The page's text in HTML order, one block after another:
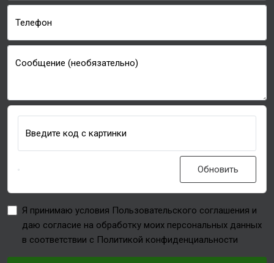
Телефон
Сообщение (необязательно)
Введите код с картинки
Обновить
Я принимаю условия Пользовательского соглашения и
даю согласие на обработку моих персональных данных
в соответствии с Политикой конфиденциальности